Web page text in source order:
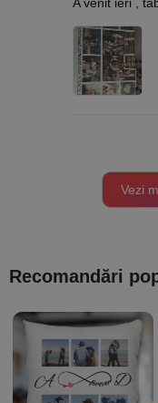
din 5
Vezi
Recomandări